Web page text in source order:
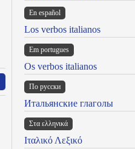
En español
Los verbos italianos
Em portugues
Os verbos italianos
По русски
Итальянские глаголы
Στα ελληνικά
Ιταλικό Λεξικό